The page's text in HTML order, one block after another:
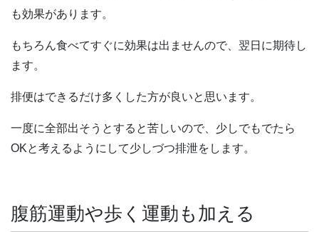
も効果があります。
もちろん食べてすぐに効果は出ませんので、翌日に期待し
ます。
排便はできるだけ多くした方が良いと思います。
一度に全部出そうとすると苦しいので、少しでもでたら
OKと考えるようにして少しづつ排泄をします。
腹筋運動や歩く運動も加える